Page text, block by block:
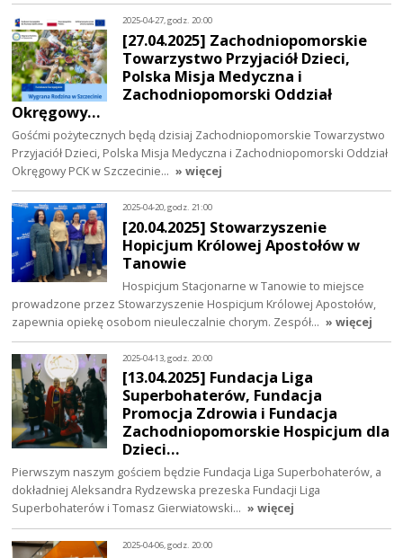
2025-04-27, godz. 20:00
[27.04.2025] Zachodniopomorskie
Towarzystwo Przyjaciół Dzieci,
Polska Misja Medyczna i
Zachodniopomorski Oddział
Okręgowy…
Gośćmi pożytecznych będą dzisiaj Zachodniopomorskie Towarzystwo
Przyjaciół Dzieci, Polska Misja Medyczna i Zachodniopomorski Oddział
Okręgowy PCK w Szczecinie… » więcej
2025-04-20, godz. 21:00
[20.04.2025] Stowarzyszenie
Hopicjum Królowej Apostołów w
Tanowie
Hospicjum Stacjonarne w Tanowie to miejsce
prowadzone przez Stowarzyszenie Hospicjum Królowej Apostołów,
zapewnia opiekę osobom nieuleczalnie chorym. Zespół… » więcej
2025-04-13, godz. 20:00
[13.04.2025] Fundacja Liga
Superbohaterów, Fundacja
Promocja Zdrowia i Fundacja
Zachodniopomorskie Hospicjum dla
Dzieci…
Pierwszym naszym gościem będzie Fundacja Liga Superbohaterów, a
dokładniej Aleksandra Rydzewska prezeska Fundacji Liga
Superbohaterów i Tomasz Gierwiatowski… » więcej
2025-04-06, godz. 20:00